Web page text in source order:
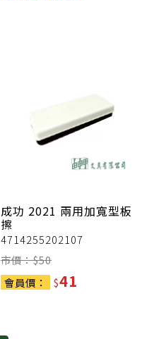
成功 2021 兩用加寬型板
擦
4714255202107
市價：$50
會員價：
$41